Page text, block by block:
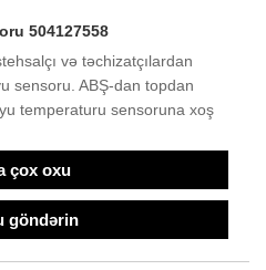
504127558
və təchizatçılardan
sensoru. ABŞ-dan topdan
temperaturu sensoruna xoş
çox oxu
göndərin